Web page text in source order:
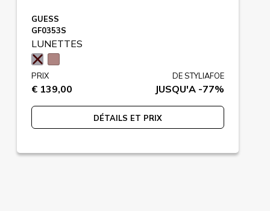
GUESS
GF0353S
LUNETTES
PRIX
€ 139,00
DE STYLIAFOE
JUSQU'A -77%
DÉTAILS ET PRIX